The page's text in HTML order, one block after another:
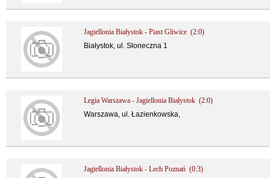
Jagiellonia Białystok - Piast Gliwice (2:0)
Białystok, ul. Słoneczna 1
Legia Warszawa - Jagiellonia Białystok (2:0)
Warszawa, ul. Łazienkowska,
Jagiellonia Białystok - Lech Poznań (0:3)